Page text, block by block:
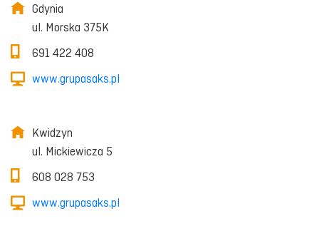
Gdynia
ul. Morska 375K
691 422 408
www.grupasaks.pl
Kwidzyn
ul. Mickiewicza 5
608 028 753
www.grupasaks.pl